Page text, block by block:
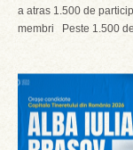
a atras 1.500 de
membri Peste 1.500